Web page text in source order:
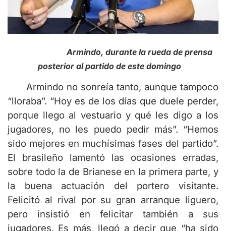
Armindo, durante la rueda de prensa
posterior al partido de este domingo
Armindo no sonreía tanto, aunque tampoco
“lloraba”. “Hoy es de los días que duele perder,
porque llego al vestuario y qué les digo a los
jugadores, no les puedo pedir más”. “Hemos
sido mejores en muchísimas fases del partido”.
El brasileño lamentó las ocasiones erradas,
sobre todo la de Brianese en la primera parte, y
la buena actuación del portero visitante.
Felicitó al rival por su gran arranque liguero,
pero insistió en felicitar también a sus
jugadores. Es más, llegó a decir que “ha sido